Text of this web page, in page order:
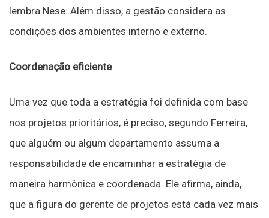
lembra Nese. Além disso, a gestão considera as
condições dos ambientes interno e externo.
Coordenação eficiente
Uma vez que toda a estratégia foi definida com base
nos projetos prioritários, é preciso, segundo Ferreira,
que alguém ou algum departamento assuma a
responsabilidade de encaminhar a estratégia de
maneira harmônica e coordenada. Ele afirma, ainda,
que a figura do gerente de projetos está cada vez mais